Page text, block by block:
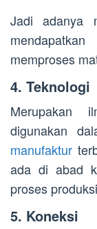
Jadi adanya
memproses
4. Teknologi
Merupakan
digunakan
manufaktur
ada di abad
proses
5. Koneksi